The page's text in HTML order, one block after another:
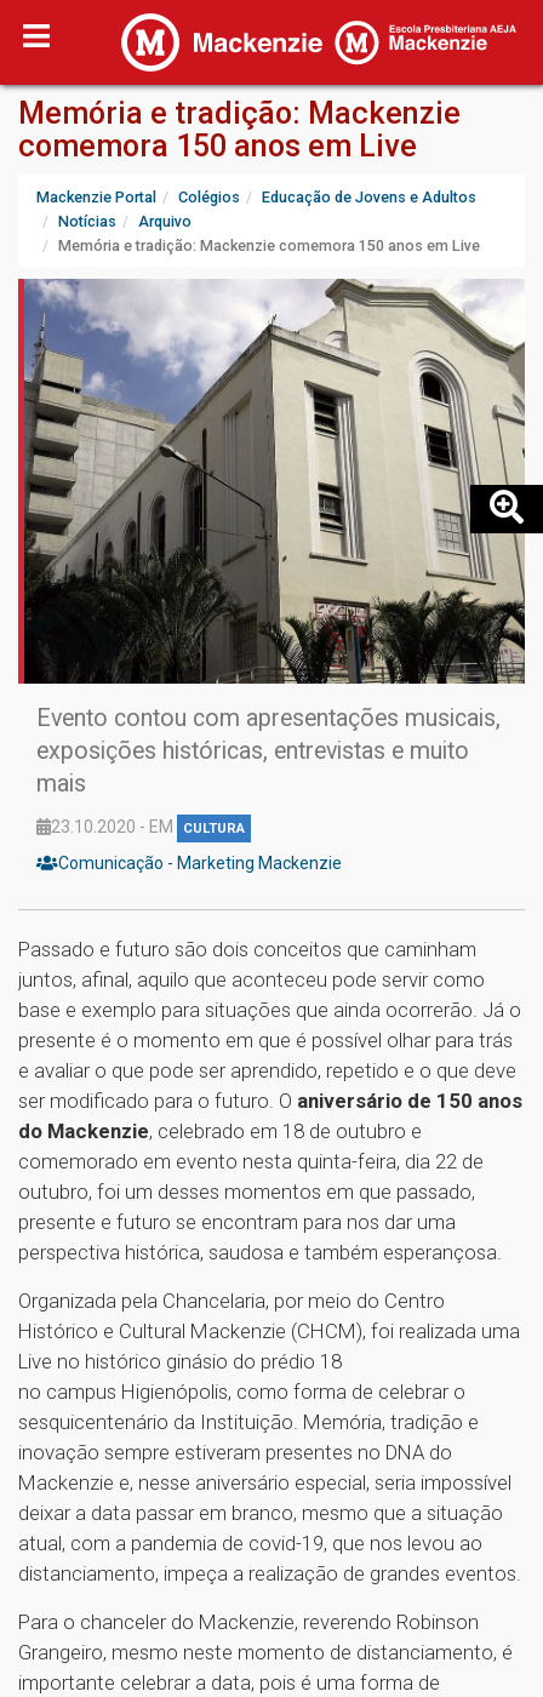
Memória e tradição: Mackenzie
comemora 150 anos em Live
Mackenzie Portal Colégios
Educação de Jovens e Adultos
Notícias
Arquivo
Memória e tradição: Mackenzie comemora 150 anos em Live
Evento contou com apresentações musicais,
exposições históricas, entrevistas e muito
mais
23.10.2020 - EM CULTURA
Comunicação - Marketing Mackenzie
Passado e futuro são dois conceitos que caminham
juntos, afinal, aquilo que aconteceu pode servir como
base e exemplo para situações que ainda ocorrerão. Já o
presente é o momento em que é possível olhar para trás
e avaliar o que pode ser aprendido, repetido e o que deve
ser modificado para o futuro. O aniversário de 150 anos
do Mackenzie, celebrado em 18 de outubro e
comemorado em evento nesta quinta-feira, dia 22 de
outubro, foi um desses momentos em que passado,
presente e futuro se encontram para nos dar uma
perspectiva histórica, saudosa e também esperançosa.
Organizada pela Chancelaria, por meio do Centro
Histórico e Cultural Mackenzie (CHCM), foi realizada uma
Live no histórico ginásio do prédio 18
no campus Higienópolis, como forma de celebrar o
sesquicentenário da Instituição. Memória, tradição e
inovação sempre estiveram presentes no DNA do
Mackenzie e, nesse aniversário especial, seria impossível
deixar a data passar em branco, mesmo que a situação
atual, com a pandemia de covid-19, que nos levou ao
distanciamento, impeça a realização de grandes eventos.
Para o chanceler do Mackenzie, reverendo Robinson
Grangeiro, mesmo neste momento de distanciamento, é
importante celebrar a data, pois é uma forma de